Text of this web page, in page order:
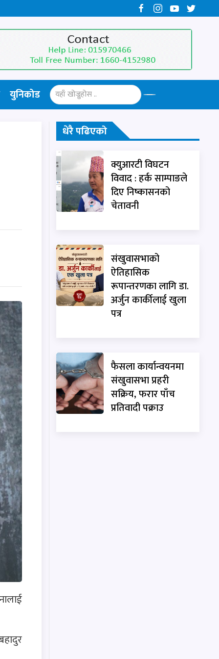
युनिकोड
धेरै पढिएको
क्युआरटी विघटन
विवाद : हर्क साम्पाङले
दिए निष्कासनको
चेतावनी
संखुवासभाको
ऐतिहासिक
रूपान्तरणका लागि डा.
अर्जुन कार्कीलाई खुला
पत्र
फैसला कार्यान्वयनमा
संखुवासभा प्रहरी
सक्रिय, फरार पाँच
प्रतिवादी पक्राउ